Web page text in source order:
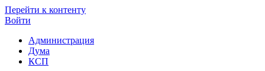
Перейти к контенту
Войти
Администрация
Дума
КСП